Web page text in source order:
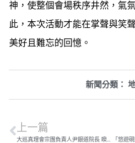
神，使整個會場秩序井然，氣
此，本次活動才能在掌聲與笑
美好且難忘的回憶。
新聞分類：
上一篇
大巡真理會宗團負責人尹銀道院長 睽違六年再訪台灣